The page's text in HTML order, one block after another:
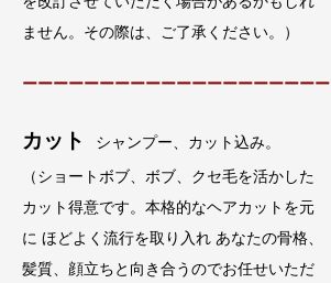
ません。その際は、ご了承ください。）
ーーーーーーーーーーーーーーーーーーーー
カット
シャンプー、カット込み。
（ショートボブ、ボブ、クセ毛を活かした
カット得意です。本格的なヘアカットを元
に ほどよく流行を取り入れ あなたの骨格、
髪質、顔立ちと向き合うのでお任せいただ